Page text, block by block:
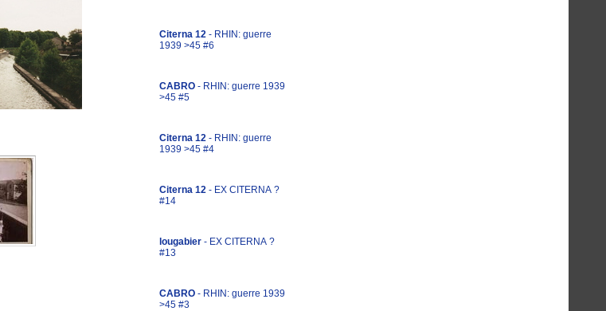
Citerna 12 - RHIN: guerre
1939 >45 #6
CABRO - RHIN: guerre 1939
>45 #5
Citerna 12 - RHIN: guerre
1939 >45 #4
Citerna 12 - EX CITERNA ?
#14
lougabier - EX CITERNA ?
#13
CABRO - RHIN: guerre 1939
>45 #3